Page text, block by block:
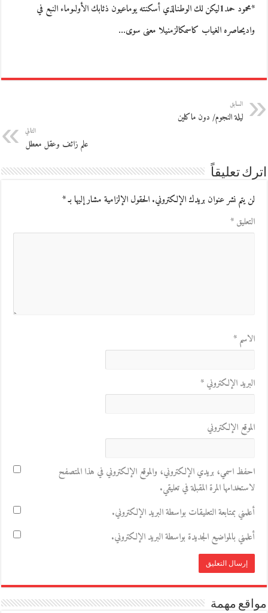
*محمود حمد1ليكن لك الوطنالذي أسكنته يوماعيون ذئابك الأولىوماء النبع في
واديحاصره الغياب كاسمكالزمنيلا معنى سوى…
السابق
ليلة النجوم/ دون ماكلين
التالي
علم زائف وعقل معطل
اترك تعليقاً
لن يتم نشر عنوان بريدك الإلكتروني.الحقول الإلزامية مشار إليها بـ*
التعليق*
الاسم*
البريد الإلكتروني*
الموقع الإلكتروني
احفظ اسمي، بريدي الإلكتروني، والموقع الإلكتروني في هذا المتصفح
لاستخدامها المرة المقبلة في تعليقي.
أعلمني بمتابعة التعليقات بواسطة البريد الإلكتروني.
أعلمني بالمواضيع الجديدة بواسطة البريد الإلكتروني.
مواقع مهمة